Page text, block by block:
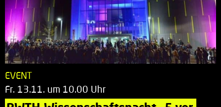
EVENT
Fr. 13.11. um 10.00 Uhr